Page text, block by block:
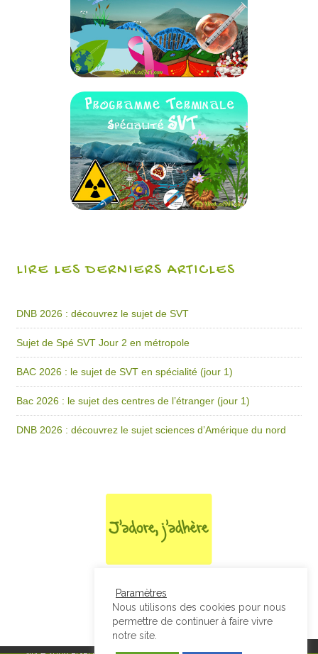
LIRE LES DERNIERS ARTICLES
DNB 2026 : découvrez le sujet de SVT
Sujet de Spé SVT Jour 2 en métropole
BAC 2026 : le sujet de SVT en spécialité (jour 1)
Bac 2026 : le sujet des centres de l’étranger (jour 1)
DNB 2026 : découvrez le sujet sciences d’Amérique du nord
Paramètres
Nous utilisons des cookies pour nous
permettre de continuer à faire vivre
notre site.